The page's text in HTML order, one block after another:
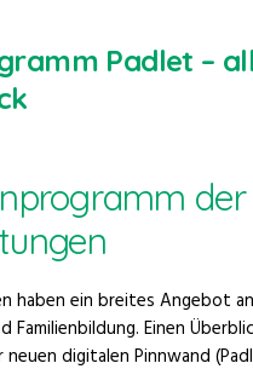
Padlet –
haben ein breites Angebot
Familienbildung. Einen
digitalen Pinnwand